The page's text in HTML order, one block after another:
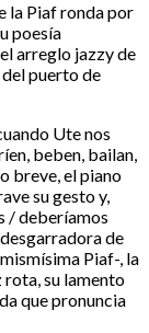
la Piaf ronda por
poesía
arreglo jazzy de
del puerto de
Ute nos
beben, bailan,
breve, el piano
su gesto y,
/ deberíamos
de
Piaf-, la
su lamento
que pronuncia